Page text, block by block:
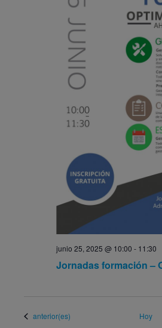
junio 25, 2025 @ 10:00 - 11:30
Jornadas formación –
Eventos
anterior(es) Hoy